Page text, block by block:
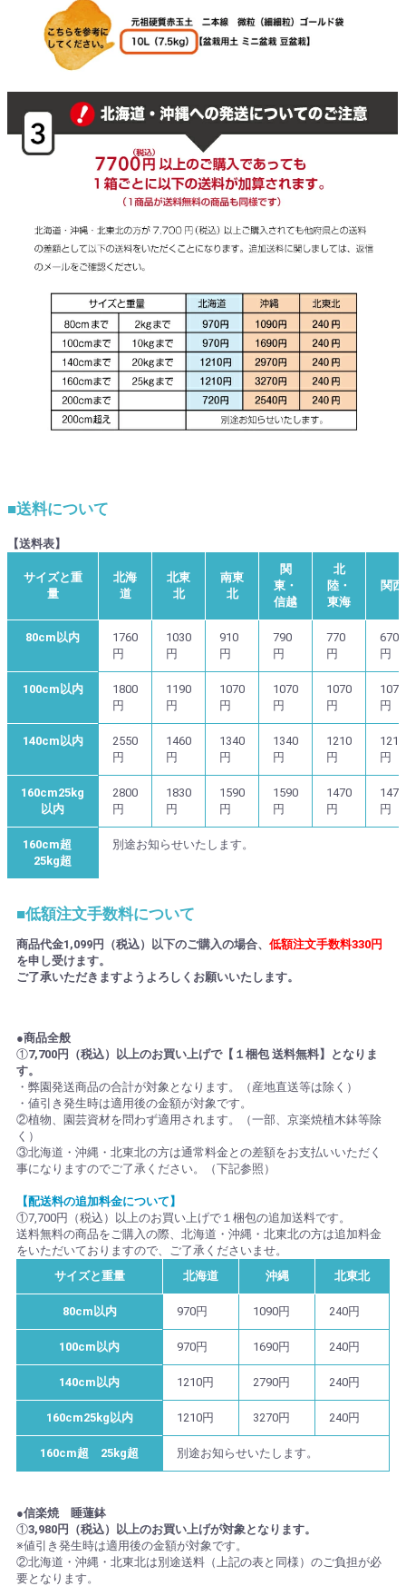
■送料について
【送料表】
サイズと重
量
北海
道
北東
北
南東
北
関
東・
信越
北
陸・
東海
関西
80cm以内
1760
円
1030
円
910
円
790
円
770
円
670
円
100cm以内
1800
円
1190
円
1070
円
1070
円
1070
円
1070
円
140cm以内
2550
円
1460
円
1340
円
1340
円
1210
円
1210
円
160cm25kg
以内
2800
円
1830
円
1590
円
1590
円
1470
円
1470
円
160cm超
25kg超
別途お知らせいたします。
■低額注文手数料について
商品代金1,099円（税込）以下のご購入の場合、 低額注文手数料330円
を申し受けます。
ご了承いただきますようよろしくお願いいたします。
●商品全般
①7,700円（税込）以上のお買い上げで【１梱包 送料無料】となりま
す。
・弊園発送商品の合計が対象となります。（産地直送等は除く）
・値引き発生時は適用後の金額が対象です。
②植物、園芸資材を問わず適用されます。（一部、京楽焼植木鉢等除
く）
③北海道・沖縄・北東北の方は通常料金との差額をお支払いいただく
事になりますのでご了承ください。（下記参照）
【配送料の追加料金について】
①7,700円（税込）以上のお買い上げで１梱包の追加送料です。
送料無料の商品をご購入の際、北海道・沖縄・北東北の方は追加料金
をいただいておりますので、ご了承くださいませ。
サイズと重量
北海道 沖縄 北東北
80cm以内 970円 1090円 240円
100cm以内 970円 1690円 240円
140cm以内 1210円 2790円 240円
160cm25kg以内 1210円 3270円 240円
160cm超 25kg超 別途お知らせいたします。
●信楽焼 睡蓮鉢
①3,980円（税込）以上のお買い上げが対象となります。
※値引き発生時は適用後の金額が対象です。
②北海道・沖縄・北東北は別途送料（上記の表と同様）のご負担が必
要となります。